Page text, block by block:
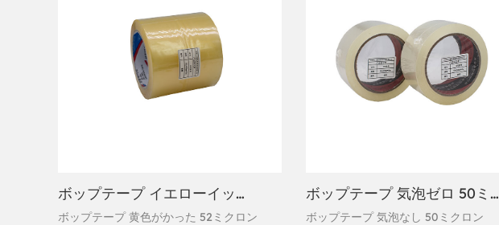
ボップテープ イエローイッシュ 52ミクロン
ボップテープ 黄色がかった 52ミクロン
ボップテープ 気泡ゼロ 50ミクロン
ボップテープ 気泡なし 50ミクロン